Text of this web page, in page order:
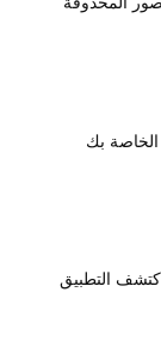
بك
التطبيق